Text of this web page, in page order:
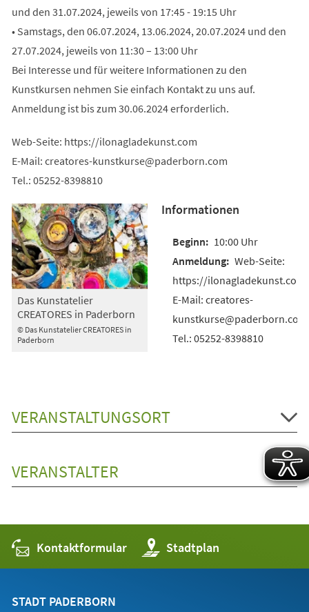
und den 31.07.2024, jeweils von 17:45 - 19:15 Uhr
• Samstags, den 06.07.2024, 13.06.2024, 20.07.2024 und den
27.07.2024, jeweils von 11:30 – 13:00 Uhr
Bei Interesse und für weitere Informationen zu den
Kunstkursen nehmen Sie einfach Kontakt zu uns auf.
Anmeldung ist bis zum 30.06.2024 erforderlich.
Web-Seite: https://ilonagladekunst.com
E-Mail: creatores-kunstkurse paderborn com
Tel.: 05252-8398810
© Das Kunstatelier CREATORES in
Paderborn
Das Kunstatelier
CREATORES in Paderborn
Informationen
10:00 Uhr
Web-Seite:
https://ilonagladekunst.com
E-Mail: creatores-
kunstkurse@paderborn.com
Tel.: 05252-8398810
VERANSTALTUNGSORT
VERANSTALTER
Kontaktformular Stadtplan
(Öffnet
in
einem
STADT PADERBORN